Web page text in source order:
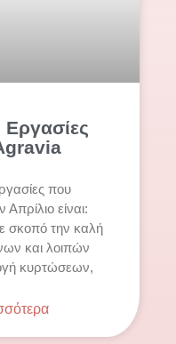
Εργασίες
που
είναι:
σκοπό την καλή
και λοιπών
κυρτώσεων,